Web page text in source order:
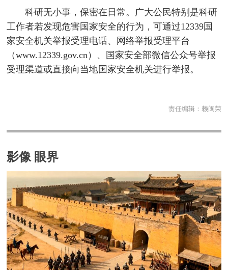
科研无小事，保密在日常。广大公民特别是科研
工作者若发现危害国家安全的行为，可通过12339国
家安全机关举报受理电话、网络举报受理平台
（www.12339.gov.cn）、国家安全部微信公众号举报
受理渠道或直接向当地国家安全机关进行举报。
责任编辑： 赖闽荣
影像 眼界